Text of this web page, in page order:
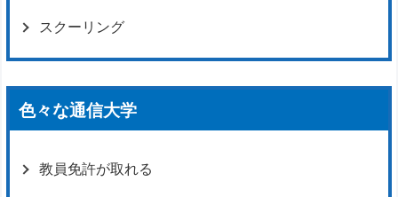
スクーリング
色々な通信大学
教員免許が取れる